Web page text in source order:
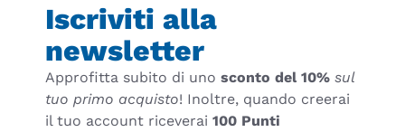
Iscriviti alla
newsletter
Approfitta subito di uno sconto del 10% sul
tuo primo acquisto! Inoltre, quando creerai
il tuo account riceverai 100 Punti